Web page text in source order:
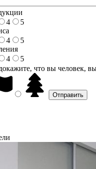
4
5
4
5
4
5
что вы человек,